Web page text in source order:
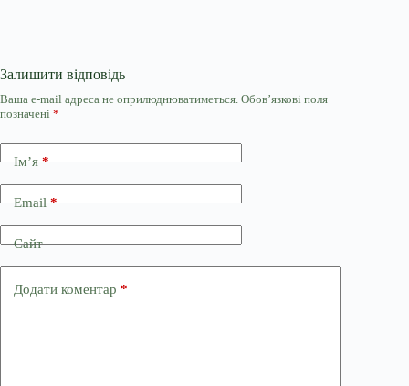
Залишити відповідь
Ваша e-mail адреса не оприлюднюватиметься. Обов’язкові поля
позначені *
Ім’я*
Email*
Сайт
Додати коментар *